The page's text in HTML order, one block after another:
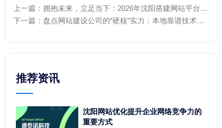
上一篇： 拥抱未来，立足当下：2026年沈阳搭建网站平台全
攻略与筹备清单
下一篇： 盘点网站建设公司的“硬核”实力：本地靠谱技术实
推荐资讯
沈阳网站优化提升企业网络竞争力的
重要方式